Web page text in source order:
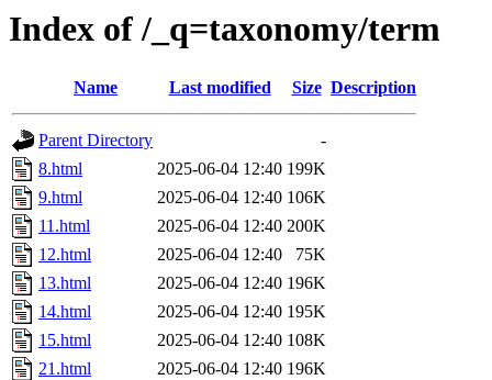
Index of /_q=taxonomy/term
Name Last modified Size Description
Parent Directory
-
8.html
2025-06-04 12:40 199K
9.html
2025-06-04 12:40 106K
11.html
2025-06-04 12:40 200K
12.html
2025-06-04 12:40
75K
13.html
2025-06-04 12:40 196K
14.html
2025-06-04 12:40 195K
15.html
2025-06-04 12:40 108K
21.html
2025-06-04 12:40 196K